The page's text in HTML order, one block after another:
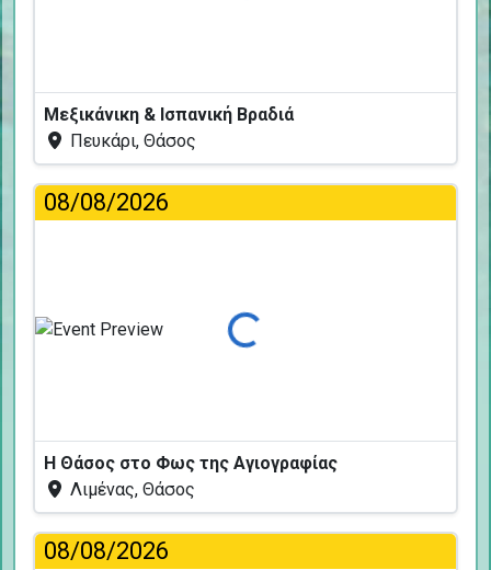
Μεξικάνικη & Ισπανική Βραδιά
Πευκάρι, Θάσος
08/08/2026
Φόρτωση...
Η Θάσος στο Φως της Αγιογραφίας
Λιμένας, Θάσος
08/08/2026